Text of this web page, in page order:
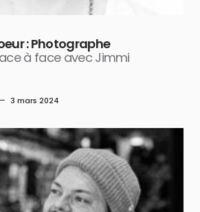
: Photographe
à face avec Jimmi
3 mars 2024